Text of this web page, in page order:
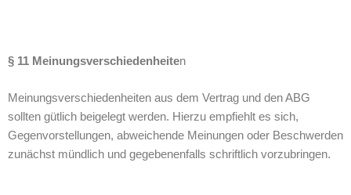
§ 11 Meinungsverschiedenheiten
Meinungsverschiedenheiten aus dem Vertrag und den ABG
sollten gütlich beigelegt werden. Hierzu empfiehlt es sich,
Gegenvorstellungen, abweichende Meinungen oder Beschwerden
zunächst mündlich und gegebenenfalls schriftlich vorzubringen.